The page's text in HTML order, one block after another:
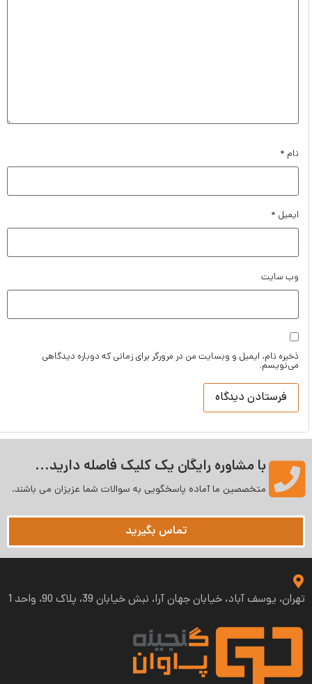
*
*
سایت
نام، ایمیل و وبسایت من در مرورگر برای زمانی که دوباره دیدگاهی
با مشاوره رایگان یک کلیک فاصله دارید...
متخصصین ما آماده پاسخگویی به سوالات شما عزیزان می‌ باشند.
تماس بگیرید
یوسف آباد، خیابان جهان آرا، نبش خیابان 39، پلاک 90، واحد 1